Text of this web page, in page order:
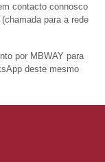
contacto connosco
para a rede
por MBWAY para
deste mesmo